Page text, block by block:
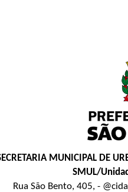
MUNICIPAL DE
SMUL/
Rua São Bento, 405, -